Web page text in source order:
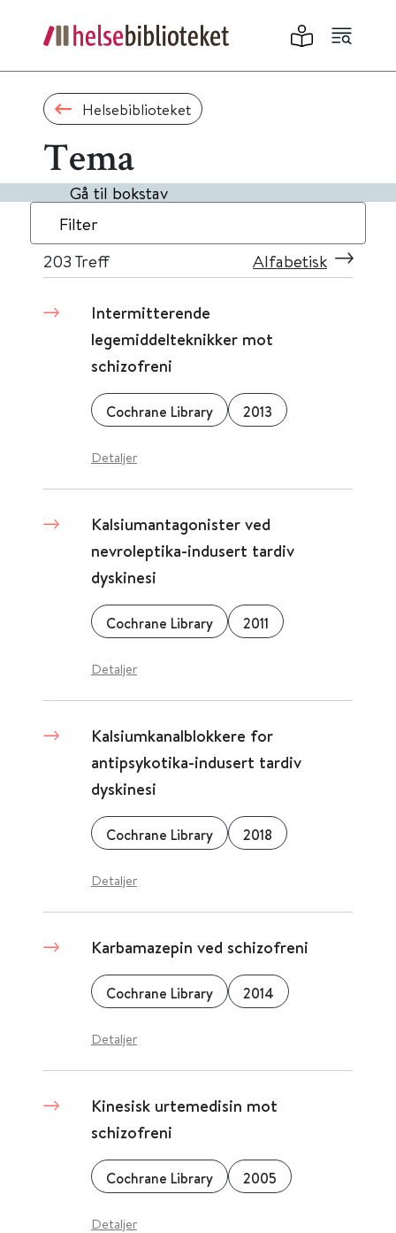
Helsebiblioteket
Tema
Gå til bokstav
Filter
203 Treff Alfabetisk
Intermitterende
legemiddelteknikker mot
schizofreni
Cochrane Library 2013
Detaljer
Kalsiumantagonister ved
nevroleptika-indusert tardiv
dyskinesi
Cochrane Library 2011
Detaljer
Kalsiumkanalblokkere for
antipsykotika-indusert tardiv
dyskinesi
Cochrane Library 2018
Detaljer
Karbamazepin ved schizofreni
Cochrane Library 2014
Detaljer
Kinesisk urtemedisin mot
schizofreni
Cochrane Library 2005
Detaljer